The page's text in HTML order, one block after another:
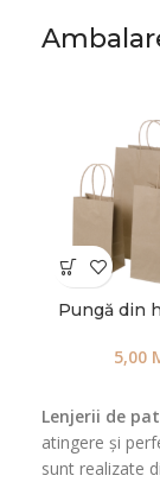
Pungă din
5,00
Lenjerii de pat
atingere și
sunt realizate